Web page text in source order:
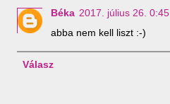
Béka 2017. július 26. 0:45
abba nem kell liszt :-)
Válasz